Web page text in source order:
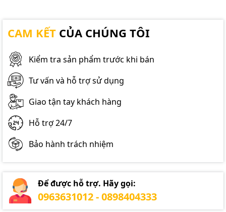
CAM KẾT CỦA CHÚNG TÔI
Kiểm tra sản phẩm trước khi bán
Tư vấn và hỗ trợ sử dụng
Giao tận tay khách hàng
Hỗ trợ 24/7
Bảo hành trách nhiệm
Để được hỗ trợ. Hãy gọi:
0963631012 - 0898404333